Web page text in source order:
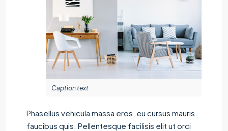
Caption text
Phasellus vehicula massa eros, eu cursus mauris
faucibus quis. Pellentesque facilisis elit ut orci